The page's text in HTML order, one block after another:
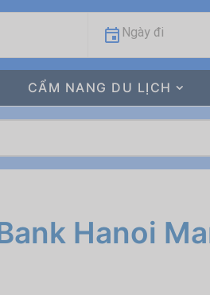
Ngày đi
CẨM NANG DU LỊCH
Hanoi